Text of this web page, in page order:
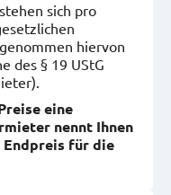
sich pro
hiervon
des § 19 UStG
eine
nennt Ihnen
für die